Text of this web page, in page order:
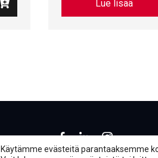
Lue lisää
Facebook
LinkedInLinkedIn
Käytämme evästeitä parantaaksemme